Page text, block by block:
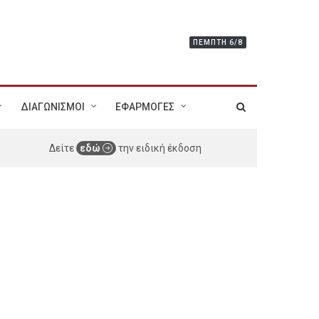
ΠΈΜΠΤΗ 6/8
ΔΙΑΓΩΝΙΣΜΟΙ ΕΦΑΡΜΟΓΕΣ
Δείτε εδώ την ειδική έκδοση